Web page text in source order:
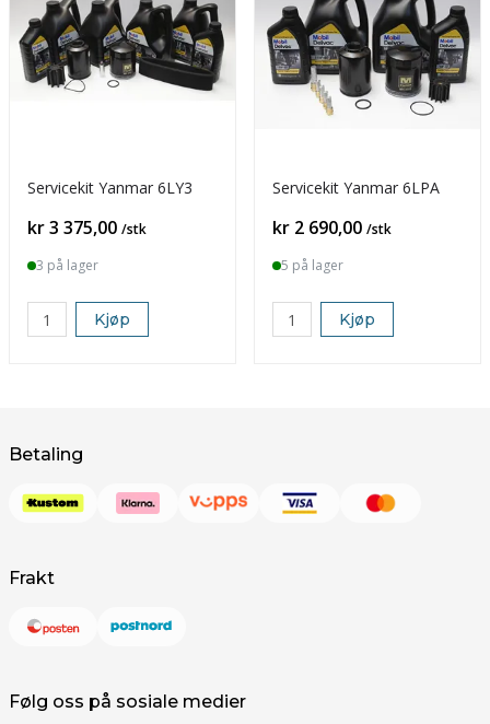
Servicekit Yanmar 6LY3
Pris
kr 3 375,00 /stk
3 på lager
Kjøp
Servicekit Yanmar 6LPA
Pris
kr 2 690,00 /stk
5 på lager
Kjøp
Betaling
Frakt
Følg oss på sosiale medier